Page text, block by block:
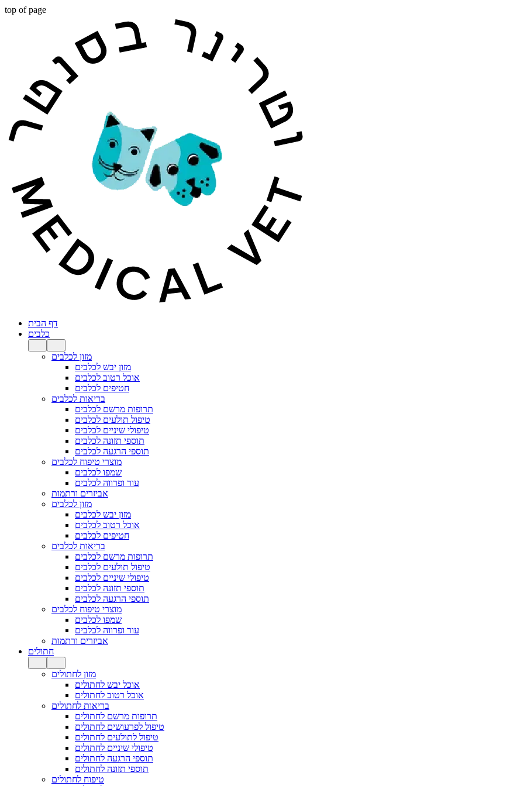
top of page
דף הבית
כלבים
מזון לכלבים
מזון יבש לכלבים
אוכל רטוב לכלבים
חטיפים לכלבים
בריאות לכלבים
תרופות מרשם לכלבים
טיפול תולעים לכלבים
טיפולי שיניים לכלבים
תוספי תזונה לכלבים
תוספי הרגעה לכלבים
מוצרי טיפוח לכלבים
שמפו לכלבים
עור ופרווה לכלבים
אביזרים ורתמות
מזון לכלבים
מזון יבש לכלבים
אוכל רטוב לכלבים
חטיפים לכלבים
בריאות לכלבים
תרופות מרשם לכלבים
טיפול תולעים לכלבים
טיפולי שיניים לכלבים
תוספי תזונה לכלבים
תוספי הרגעה לכלבים
מוצרי טיפוח לכלבים
שמפו לכלבים
עור ופרווה לכלבים
אביזרים ורתמות
חתולים
מזון לחתולים
אוכל יבש לחתולים
אוכל רטוב לחתולים
בריאות לחתולים
תרופות מרשם לחתולים
טיפול לפרעושים לחתולים
טיפול לתולעים לחתולים
טיפולי שיניים לחתולים
תוספי הרגעה לחתולים
תוספי תזונה לחתולים
טיפוח לחתולים